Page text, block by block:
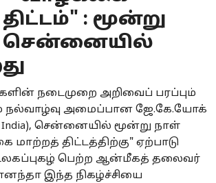
: மூன்று
சென்னையில்
நடைமுறை அறிவைப் பரப்பும்
அமைப்பான ஜே.கே.யோக்
India), சென்னையில் மூன்று நாள்
மாற்றத் திட்டத்திற்கு" ஏற்பாடு
பெற்ற ஆன்மீகத் தலைவர்
இந்த நிகழ்ச்சியை